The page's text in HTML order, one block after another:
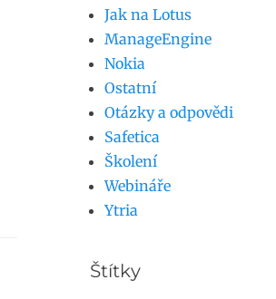
Jak na Lotus
ManageEngine
Nokia
Ostatní
Otázky a odpovědi
Safetica
Školení
Webináře
Ytria
Štítky